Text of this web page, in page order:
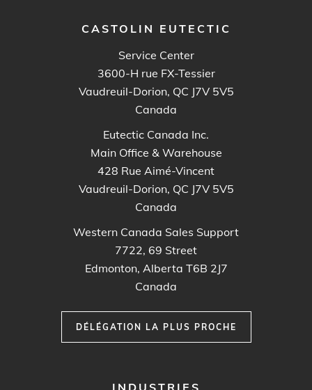
CASTOLIN EUTECTIC
Service Center
3600-H rue FX-Tessier
Vaudreuil-Dorion, QC J7V 5V5
Canada
Eutectic Canada Inc.
Main Office & Warehouse
428 Rue Aimé-Vincent
Vaudreuil-Dorion, QC J7V 5V5
Canada
Western Canada Sales Support
7722, 69 Street
Edmonton, Alberta T6B 2J7
Canada
DÉLÉGATION LA PLUS PROCHE
INDUSTRIES